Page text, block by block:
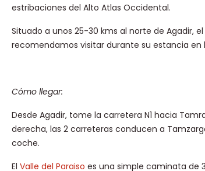
estribaciones del Alto Atlas Occidental.
Situado a unos 25-30 kms al norte de Agadir,
recomendamos visitar durante su estancia en
Cómo llegar:
Desde Agadir, tome la carretera N1 hacia
derecha, las 2 carreteras conducen a
coche.
El Valle del Paraiso es una simple caminata de